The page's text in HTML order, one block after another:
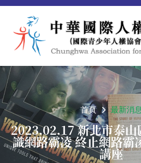
首頁 最新消息
2023.02.17 新北市泰山
識網路霸凌 終止網路霸
講座